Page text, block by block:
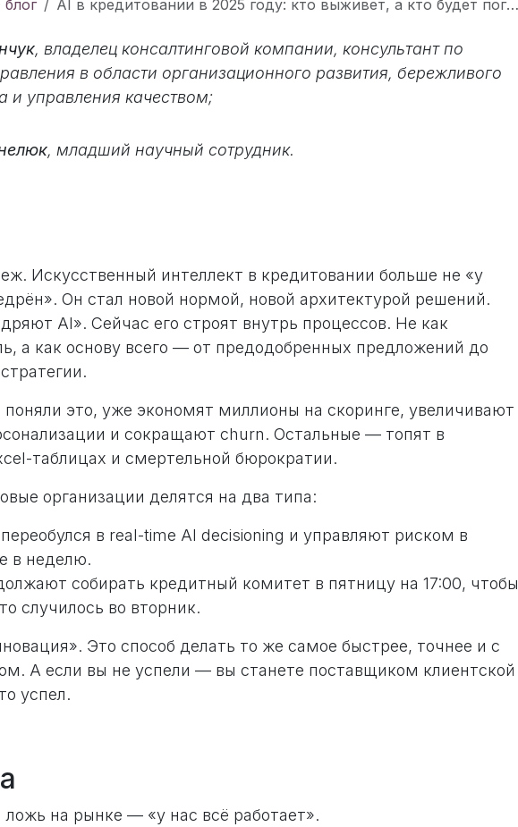
блог AI в кредитовании в 2025 году: кто выживет, а кто будет поглощён
, владелец консалтинговой компании, консультант по
в области организационного развития, бережливого
и управления качеством;
, младший научный сотрудник.
Искусственный интеллект в кредитовании больше не «у
Он стал новой нормой, новой архитектурой решений.
AI». Сейчас его строят внутрь процессов. Не как
а как основу всего — от предодобренных предложений до
поняли это, уже экономят миллионы на скоринге, увеличивают
и сокращают churn. Остальные — топят в
таблицах и смертельной бюрократии.
организации делятся на два типа:
в real-time AI decisioning и управляют риском в
в неделю.
собирать кредитный комитет в пятницу на 17:00, чтобы
случилось во вторник.
Это способ делать то же самое быстрее, точнее и с
А если вы не успели — вы станете поставщиком клиентской
успел.
на рынке — «у нас всё работает».